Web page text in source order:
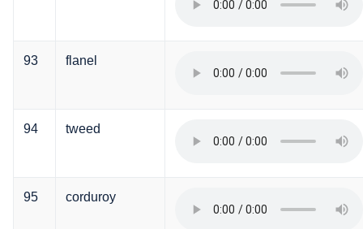
93 flanel
94 tweed
95 corduroy